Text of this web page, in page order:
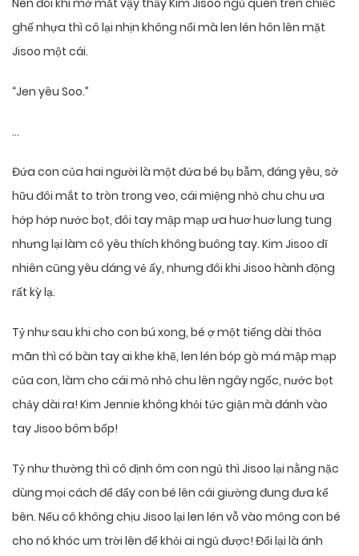
Nên đôi khi mở mắt vậy thấy Kim Jisoo ngủ quên trên chiếc
ghế nhựa thì cô lại nhịn không nổi mà len lén hôn lên mặt
Jisoo một cái.
“Jen yêu Soo.”
…
Đứa con của hai người là một đứa bé bụ bẫm, đáng yêu, sở
hữu đôi mắt to tròn trong veo, cái miệng nhỏ chu chu ưa
hớp hớp nước bọt, đôi tay mập mạp ưa huơ huơ lung tung
nhưng lại làm cô yêu thích không buông tay. Kim Jisoo dĩ
nhiên cũng yêu dáng vẻ ấy, nhưng đôi khi Jisoo hành động
rất kỳ lạ.
Tỷ như sau khi cho con bú xong, bé ợ một tiếng dài thỏa
mãn thì có bàn tay ai khe khẽ, len lén bóp gò má mập mạp
của con, làm cho cái mỏ nhỏ chu lên ngây ngốc, nước bọt
chảy dài ra! Kim Jennie không khỏi tức giận mà đánh vào
tay Jisoo bôm bốp!
Tỷ như thường thì cô định ôm con ngủ thì Jisoo lại nằng nặc
dùng mọi cách để đẩy con bé lên cái giường đung đưa kế
bên. Nếu cô không chịu Jisoo lại len lén vỗ vào mông con bé
cho nó khóc um trời lên để khỏi ai ngủ được! Đổi lại là ánh